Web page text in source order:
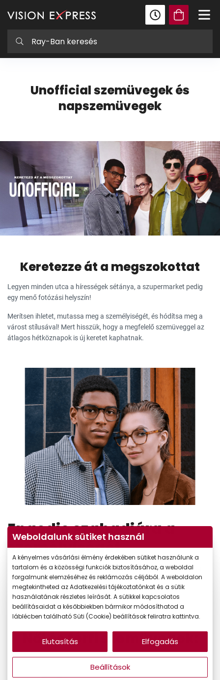
Unofficial szemüvegek és
napszemüvegek
Keretezze át a megszokottat
Legyen minden utca a hírességek sétánya, a szupermarket pedig
egy menő fotózási helyszín!
Merítsen ihletet, mutassa meg a személyiségét, és hódítsa meg a
várost stílusával! Mert hisszük, hogy a megfelelő szemüveggel az
átlagos hétköznapok is új keretet kaphatnak.
Engedje szabadjára a
személyiségét
Nincs több visszafogottság. A megfelelő szemüveggel kifejezheti
stílusát, és új szintre emelheti a szettjeit.
Női és férfi szemüvegek:
Weboldalunk sütiket használ
A kényelmes vásárlási élmény érdekében sütiket használunk a
tartalom és a közösségi funkciók biztosításához, a weboldal
forgalmunk elemzéséhez és reklámozás céljából. A weboldalon
megtekintheted az Adatkezelési tájékoztatónkat és a sütik
használatának részletes leírását. A sütikkel kapcsolatos
beállításaidat a későbbiekben bármikor módosíthatod a
láblécben található Süti (Cookie) beállítások feliratra kattintva.
Beállítások
Elutasítás Elfogadás